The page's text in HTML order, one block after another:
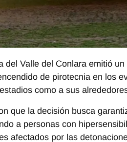
del Valle del Conlara emitió
de pirotecnia en los
como a sus
que la decisión busca
a personas con
afectados por las